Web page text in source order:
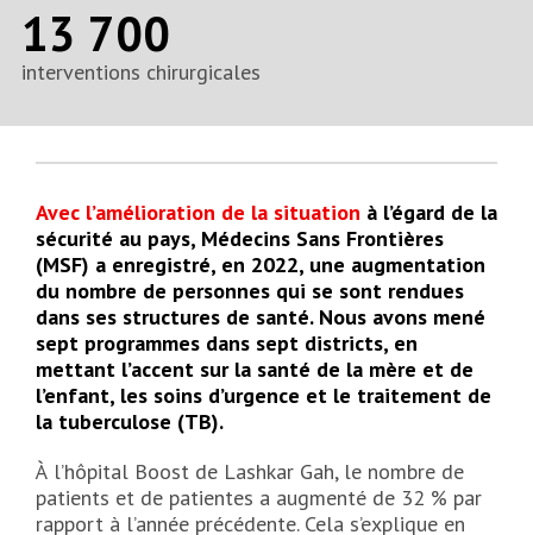
13 700
interventions chirurgicales
Avec l’amélioration de la situation à l’égard de la
sécurité au pays, Médecins Sans Frontières
(MSF) a enregistré, en 2022, une augmentation
du nombre de personnes qui se sont rendues
dans ses structures de santé. Nous avons mené
sept programmes dans sept districts, en
mettant l’accent sur la santé de la mère et de
l’enfant, les soins d’urgence et le traitement de
la tuberculose (TB).
À l’hôpital Boost de Lashkar Gah, le nombre de
patients et de patientes a augmenté de 32 % par
rapport à l’année précédente. Cela s’explique en